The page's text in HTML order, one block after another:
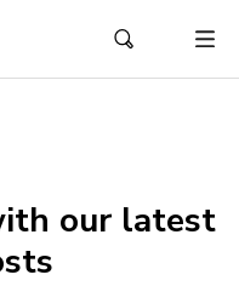
our latest